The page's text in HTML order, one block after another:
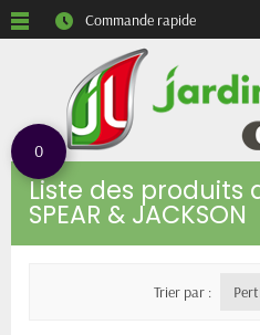
0
Commande rapide
Liste des produits
SPEAR & JACKSON
Trier par :